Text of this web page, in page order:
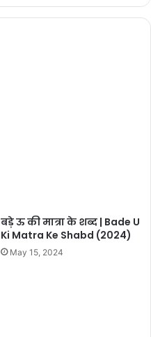
बड़े ऊ की मात्रा के शब्द | Bade U
Ki Matra Ke Shabd (2024)
May 15, 2024